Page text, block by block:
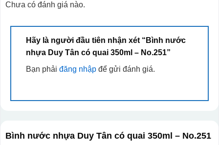
Chưa có đánh giá nào.
Hãy là người đầu tiên nhận xét “Bình nước
nhựa Duy Tân có quai 350ml – No.251”
Bạn phải đăng nhậpđể gửi đánh giá.
Bình nước nhựa Duy Tân có quai 350ml – No.251